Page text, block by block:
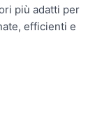
più adatti per
efficienti e